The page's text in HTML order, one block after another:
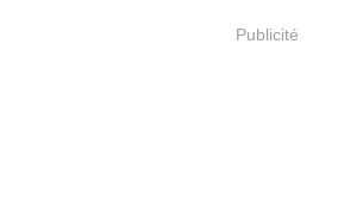
Publicité